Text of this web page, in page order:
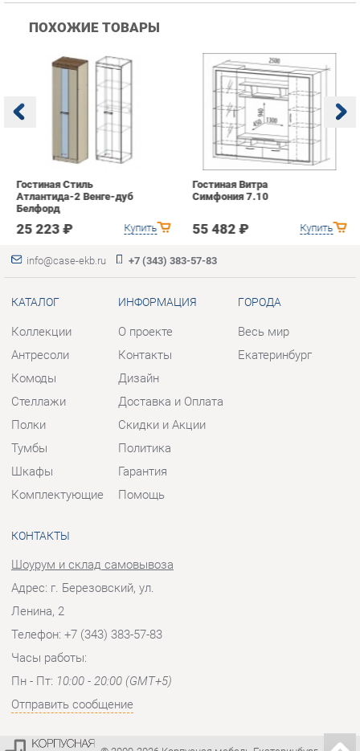
Купить
Гостиная Стиль
Атлантида-2 Венге-дуб
25 223 ₽ Купить
Гостиная Витра
Симфония 7.10
55 482 ₽
info@case-ekb.ru
Коллекции
Антресоли
Стеллажи
Шкафы
Комплектующие
О проекте
Контакты
Доставка и Оплата
Гарантия
Помощь
Весь мир
Екатеринбург
КОНТАКТЫ
Шоурум и склад самовывоза
Адрес: г. Березовский, ул.
Ленина, 2
Телефон: +7 (343) 383-57-83
Пн - Пт:10:00 - 20:00 (GMT+5)
Отправить сообщение